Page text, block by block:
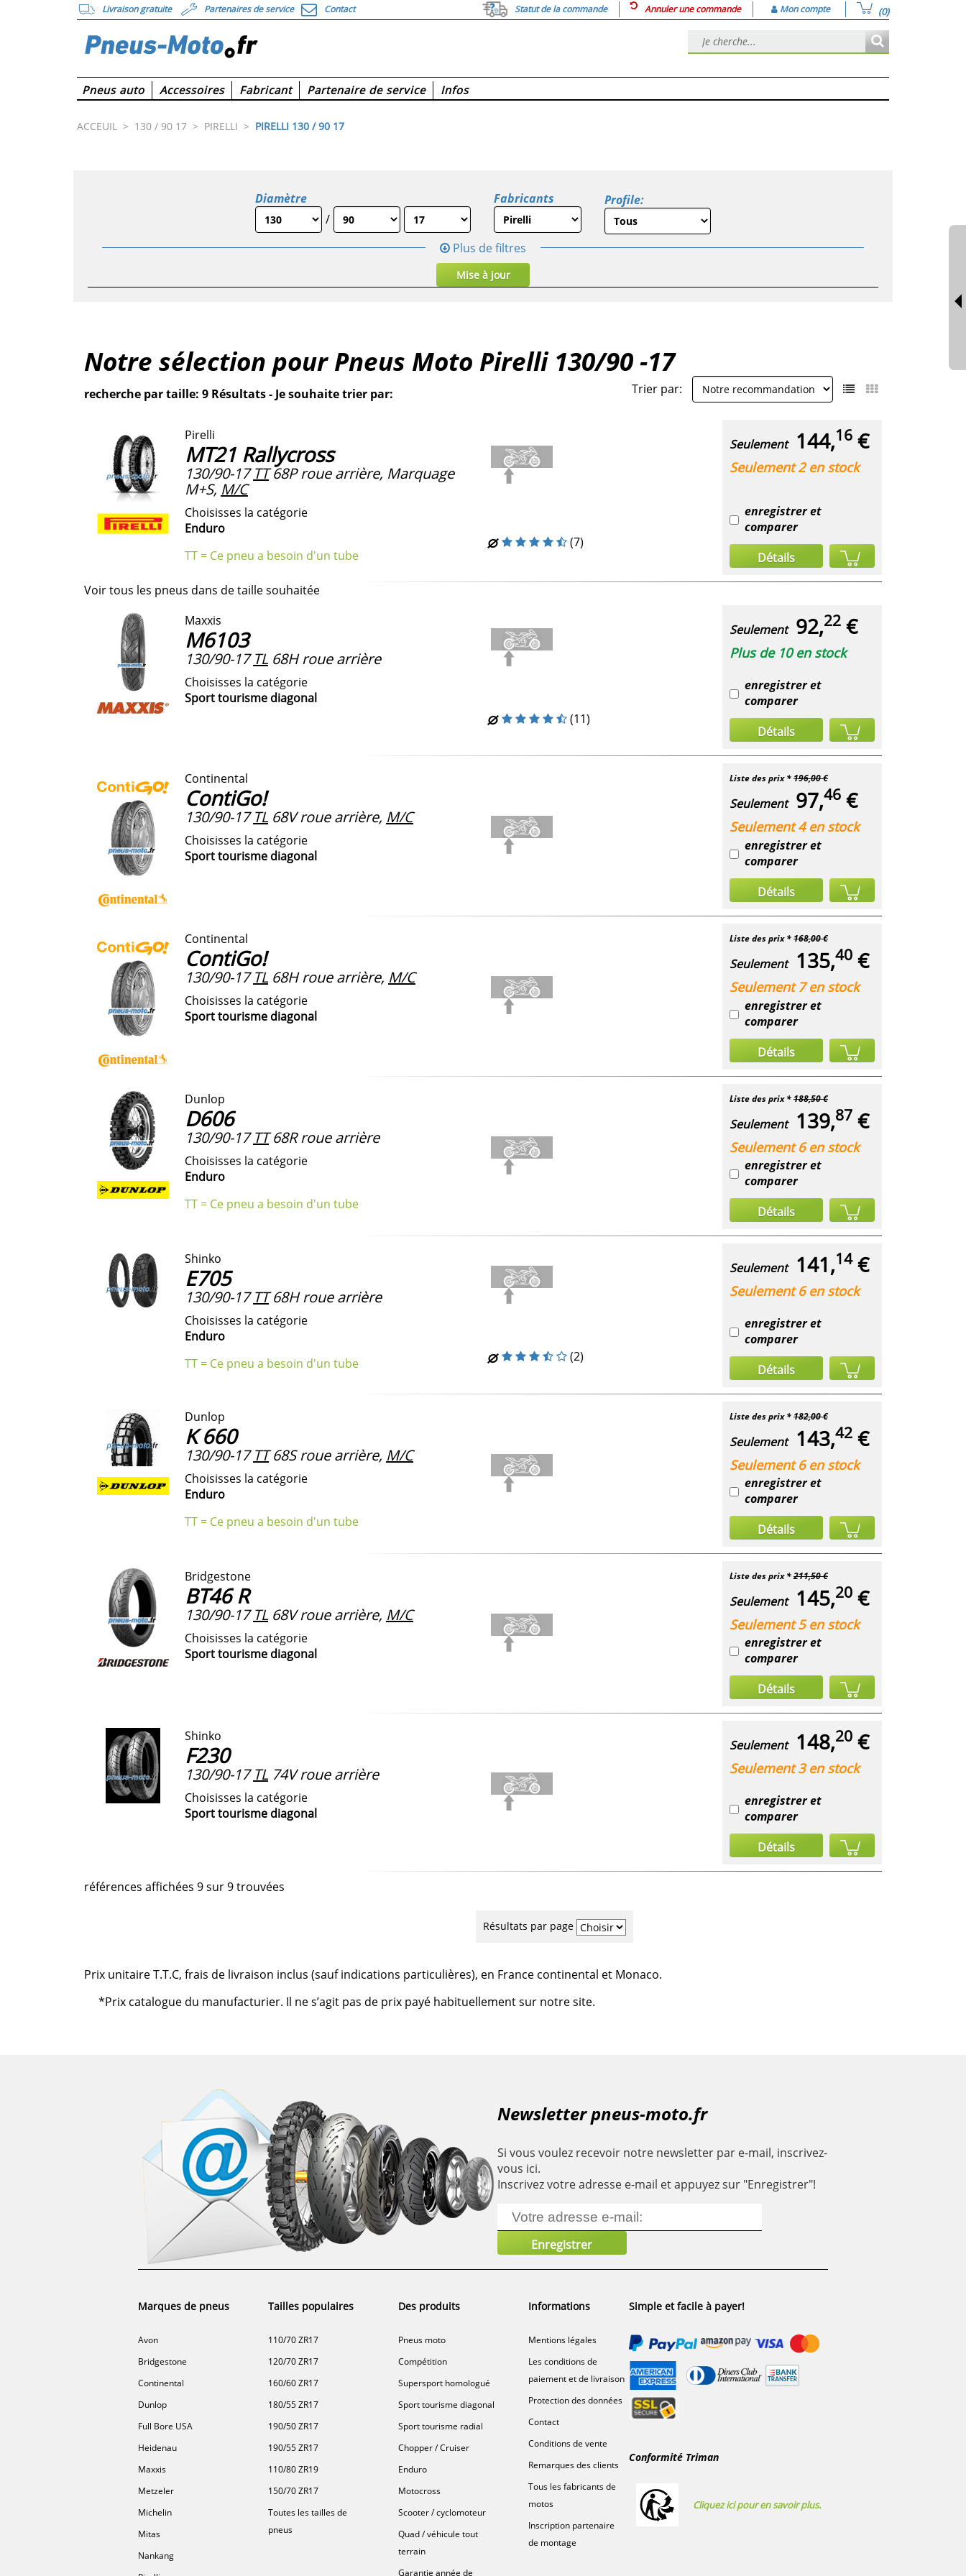
Livraison gratuite Partenaires de service Contact Statut de la commande Annuler une commande Mon compte (0)
Pneus auto Accessoires Fabricant Partenaire de service Infos
ACCEUIL > 130 / 90 17 > PIRELLI > PIRELLI 130 / 90 17
Diamètre
/
Fabricants Profile:
Plus de filtres
Mise à jour
Notre sélection pour Pneus Moto Pirelli 130/90 -17
recherche par taille: 9 Résultats - Je souhaite trier par: Trier par:
Pirelli
MT21 Rallycross
130/90-17 TT68P roue arrière, Marquage
M+S, M/C
Choisisses la catégorie
Enduro
TT = Ce pneu a besoin d'un tube
(7)
Seulement 144,16 €
Seulement 2 en stock
enregistrer et
comparer
Détails
Voir tous les pneus dans de taille souhaitée
Maxxis
M6103
130/90-17 TL68H roue arrière
Choisisses la catégorie
Sport tourisme diagonal
(11)
Seulement 92,22 €
Plus de 10 en stock
enregistrer et
comparer
Détails
Continental
ContiGo!
130/90-17 TL68V roue arrière, M/C
Choisisses la catégorie
Sport tourisme diagonal
Liste des prix *196,00 €
Seulement 97,46 €
Seulement 4 en stock
enregistrer et
comparer
Détails
Continental
ContiGo!
130/90-17 TL68H roue arrière, M/C
Choisisses la catégorie
Sport tourisme diagonal
Liste des prix *168,00 €
Seulement 135,40 €
Seulement 7 en stock
enregistrer et
comparer
Détails
Dunlop
D606
130/90-17 TT68R roue arrière
Choisisses la catégorie
Enduro
TT = Ce pneu a besoin d'un tube
Liste des prix *188,50 €
Seulement 139,87 €
Seulement 6 en stock
enregistrer et
comparer
Détails
Shinko
E705
130/90-17 TT68H roue arrière
Choisisses la catégorie
Enduro
TT = Ce pneu a besoin d'un tube
(2)
Seulement 141,14€
Seulement 6 en stock
enregistrer et
comparer
Détails
Dunlop
K 660
130/90-17 TT68S roue arrière, M/C
Choisisses la catégorie
Enduro
TT = Ce pneu a besoin d'un tube
Liste des prix *182,00 €
Seulement 143,42 €
Seulement 6 en stock
enregistrer et
comparer
Détails
Bridgestone
BT46 R
130/90-17 TL68V roue arrière, M/C
Choisisses la catégorie
Sport tourisme diagonal
Liste des prix *211,50 €
Seulement 145,20 €
Seulement 5 en stock
enregistrer et
comparer
Détails
Shinko
F230
130/90-17 TL74V roue arrière
Choisisses la catégorie
Sport tourisme diagonal
Seulement 148,20 €
Seulement 3 en stock
enregistrer et
comparer
Détails
références affichées 9 sur 9 trouvées
Résultats par page
Prix unitaire T.T.C, frais de livraison inclus (sauf indications particulières), en France continental et Monaco.
*Prix catalogue du manufacturier. Il ne s’agit pas de prix payé habituellement sur notre site.
Newsletter pneus-moto.fr
Si vous voulez recevoir notre newsletter par e-mail, inscrivez-
vous ici.
Inscrivez votre adresse e-mail et appuyez sur "Enregistrer"!
Marques de pneus
Avon
Bridgestone
Continental
Dunlop
Full Bore USA
Heidenau
Maxxis
Metzeler
Michelin
Mitas
Nankang
Tailles populaires
110/70 ZR17
120/70 ZR17
160/60 ZR17
180/55 ZR17
190/50 ZR17
190/55 ZR17
110/80 ZR19
150/70 ZR17
Toutes les tailles de
pneus
Des produits
Pneus moto
Compétition
Supersport homologué
Sport tourisme diagonal
Sport tourisme radial
Chopper / Cruiser
Enduro
Motocross
Scooter / cyclomoteur
Quad / véhicule tout
terrain
Garantie année de
Informations
Mentions légales
Les conditions de
paiement et de livraison
Protection des données
Contact
Conditions de vente
Remarques des clients
Tous les fabricants de
motos
Inscription partenaire
de montage
Simple et facile à payer!
Conformité Triman
Cliquez ici pour en savoir plus.